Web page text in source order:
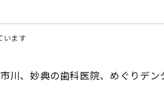
います
市川、妙典の歯科医院、めぐりデン